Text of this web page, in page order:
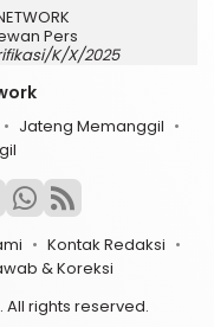
Pers
K/X/2025
Jateng Memanggil
Kontak Redaksi
& Koreksi
rights reserved.